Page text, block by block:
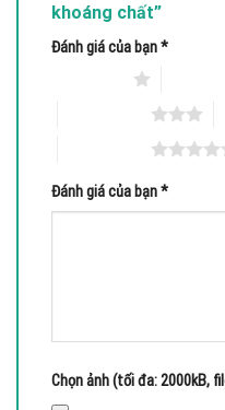
khoáng chất”
Đánh giá của bạn*
Đánh giá của bạn*
Chọn ảnh (tối đa: 2000kB,